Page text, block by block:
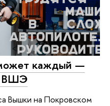
каждый —
ВШЭ
Вышки на Покровском